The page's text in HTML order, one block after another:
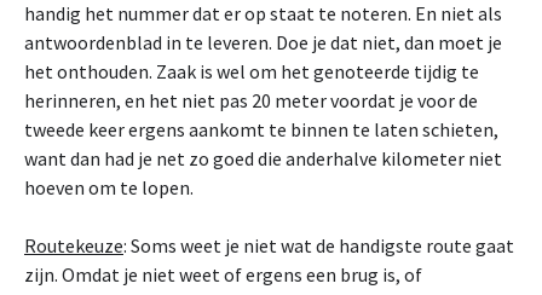
handig het nummer dat er op staat te noteren. En niet als
antwoordenblad in te leveren. Doe je dat niet, dan moet je
het onthouden. Zaak is wel om het genoteerde tijdig te
herinneren, en het niet pas 20 meter voordat je voor de
tweede keer ergens aankomt te binnen te laten schieten,
want dan had je net zo goed die anderhalve kilometer niet
hoeven om te lopen.
Routekeuze: Soms weet je niet wat de handigste route gaat
zijn. Omdat je niet weet of ergens een brug is, of